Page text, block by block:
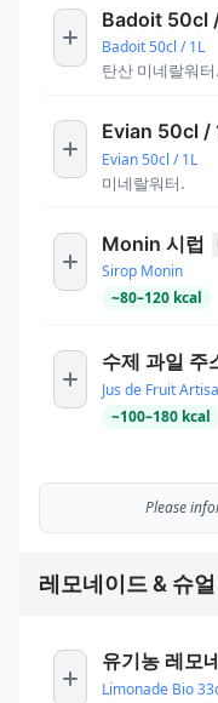
Badoit 50cl
Badoit 50cl / 1L
탄산 미네랄워터.
Evian 50cl /
Evian 50cl / 1L
미네랄워터.
Monin 시럽
Sirop Monin
~80–120 kcal
수제 과일
Jus de Fruit
~100–180 kcal
Please
레모네이드 & 슈
유기농 레모
Limonade Bio